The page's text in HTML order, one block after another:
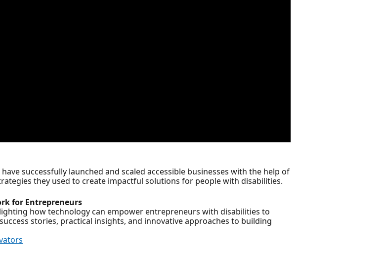
successfully launched and scaled accessible businesses with the help of
they used to create impactful solutions for people with disabilities.
for Entrepreneurs
how technology can empower entrepreneurs with disabilities to
stories, practical insights, and innovative approaches to building